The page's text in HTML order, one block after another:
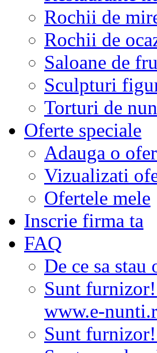
Rochii de
Rochii de
Saloane de
Sculpturi
Torturi de
Oferte speciale
Adauga o
Vizualizati
Ofertele mele
Inscrie firma ta
FAQ
De ce sa
Sunt
www.e-
Sunt